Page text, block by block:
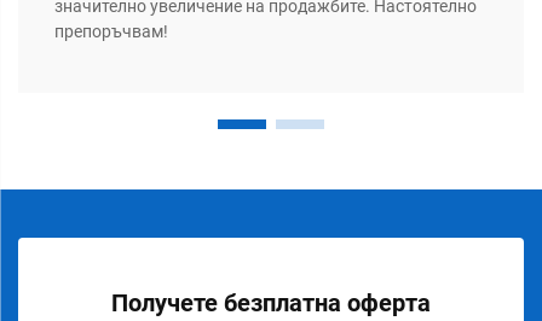
значително увеличение на продажбите. Настоятелно
препоръчвам!
Получете безплатна оферта